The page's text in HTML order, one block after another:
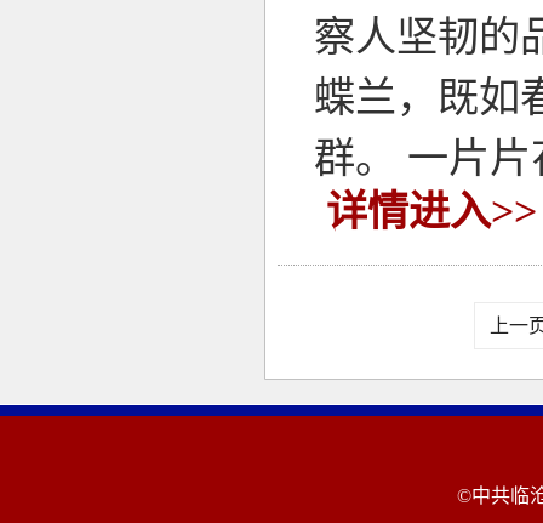
察人坚韧的
蝶兰，既如
群。 一片
详情进入>>
上一
©中共临